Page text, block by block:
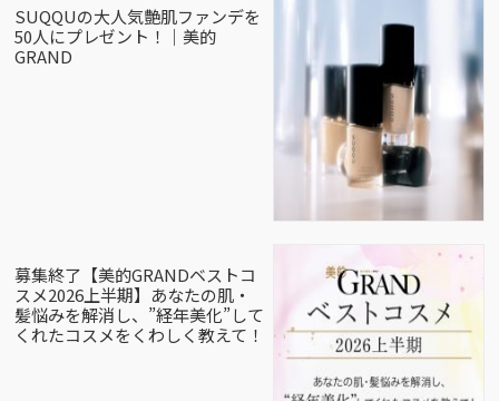
SUQQUの大人気艶肌ファンデを
50人にプレゼント！｜美的
GRAND
募集終了【美的GRANDベストコ
スメ2026上半期】あなたの肌・
髪悩みを解消し、”経年美化”して
くれたコスメをくわしく教えて！